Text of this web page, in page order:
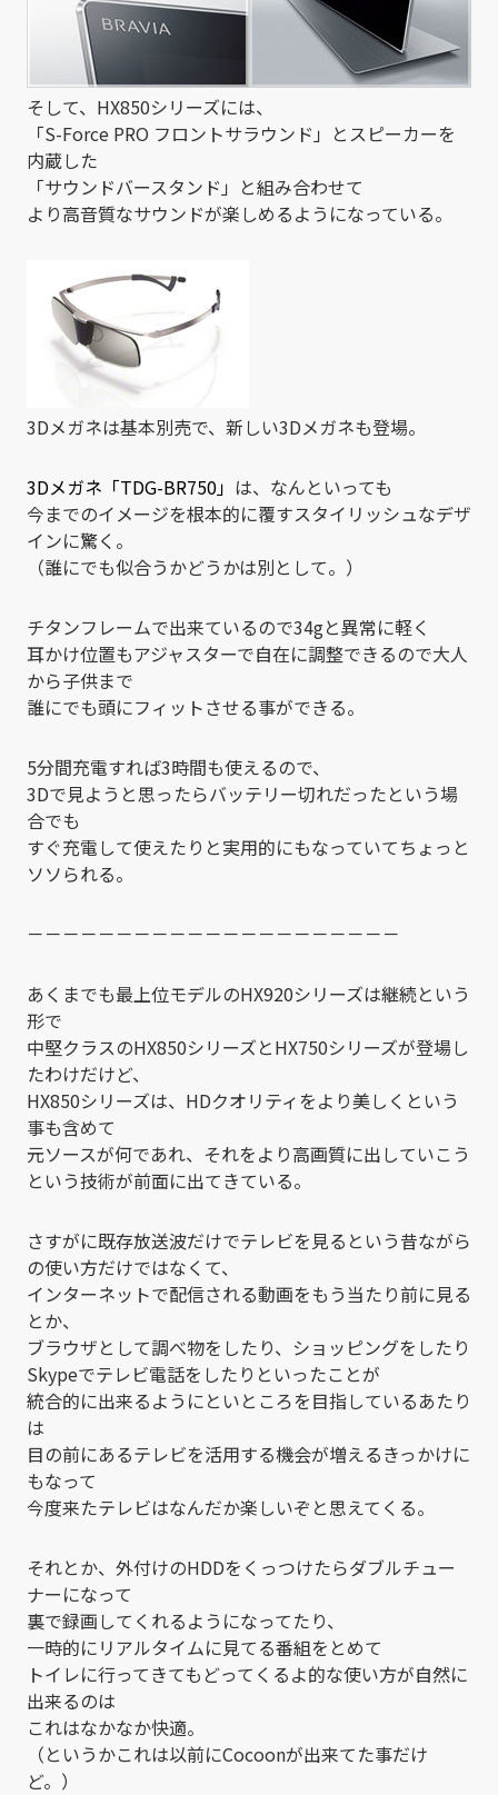
そして、HX850シリーズには、
「S-Force PRO フロントサラウンド」とスピーカーを
内蔵した
「サウンドバースタンド」と組み合わせて
より高音質なサウンドが楽しめるようになっている。
3Dメガネは基本別売で、新しい3Dメガネも登場。
3Dメガネ「TDG-BR750」 は、なんといっても
今までのイメージを根本的に覆すスタイリッシュなデザ
インに驚く。
（誰にでも似合うかどうかは別として。）
チタンフレームで出来ているので34gと異常に軽く
耳かけ位置もアジャスターで自在に調整できるので大人
から子供まで
誰にでも頭にフィットさせる事ができる。
5分間充電すれば3時間も使えるので、
3Dで見ようと思ったらバッテリー切れだったという場
合でも
すぐ充電して使えたりと実用的にもなっていてちょっと
ソソられる。
－－－－－－－－－－－－－－－－－－－－－
あくまでも最上位モデルのHX920シリーズは継続という
形で
中堅クラスのHX850シリーズとHX750シリーズが登場し
たわけだけど、
HX850シリーズは、HDクオリティをより美しくという
事も含めて
元ソースが何であれ、それをより高画質に出していこう
という技術が前面に出てきている。
さすがに既存放送波だけでテレビを見るという昔ながら
の使い方だけではなくて、
インターネットで配信される動画をもう当たり前に見る
とか、
ブラウザとして調べ物をしたり、ショッピングをしたり
Skypeでテレビ電話をしたりといったことが
統合的に出来るようにといところを目指しているあたり
は
目の前にあるテレビを活用する機会が増えるきっかけに
もなって
今度来たテレビはなんだか楽しいぞと思えてくる。
それとか、外付けのHDDをくっつけたらダブルチュー
ナーになって
裏で録画してくれるようになってたり、
一時的にリアルタイムに見てる番組をとめて
トイレに行ってきてもどってくるよ的な使い方が自然に
出来るのは
これはなかなか快適。
（というかこれは以前にCocoonが出来てた事だけ
ど。）